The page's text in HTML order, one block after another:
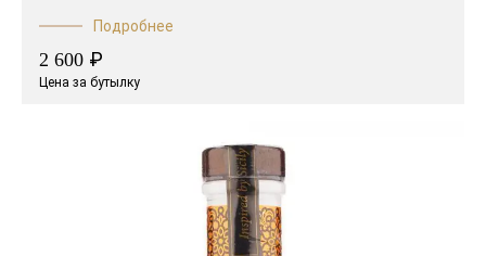
Подробнее
2 600 ₽
Цена за бутылку